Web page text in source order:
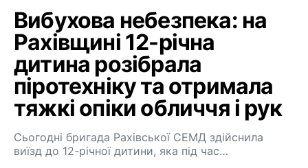
Вибухова небезпека: на
Рахівщині 12-річна
дитина розібрала
піротехніку та отримала
тяжкі опіки обличчя і рук
Сьогодні бригада Рахівської СЕМД здійснила
виїзд до 12-річної дитини, яка під час…